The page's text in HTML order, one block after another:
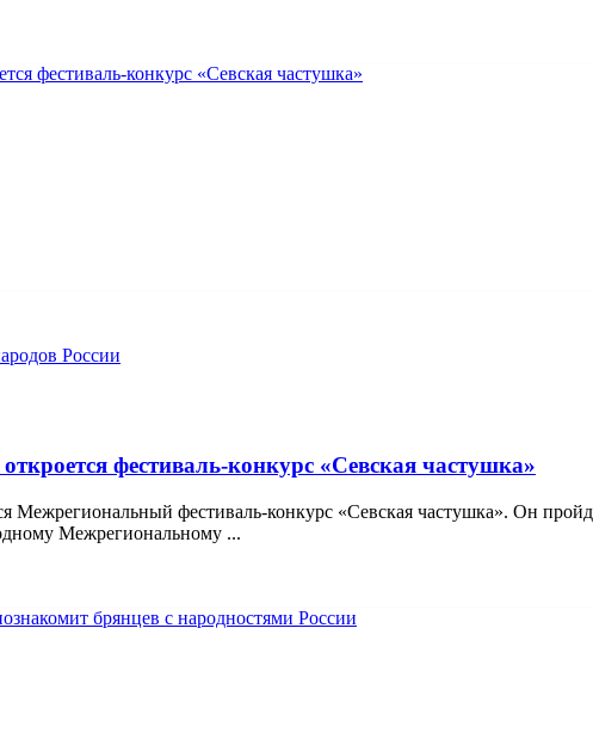
России
фестиваль-конкурс «Севская частушка»
Межрегиональный фестиваль-конкурс «Севская частушка». Он
Межрегиональному ...